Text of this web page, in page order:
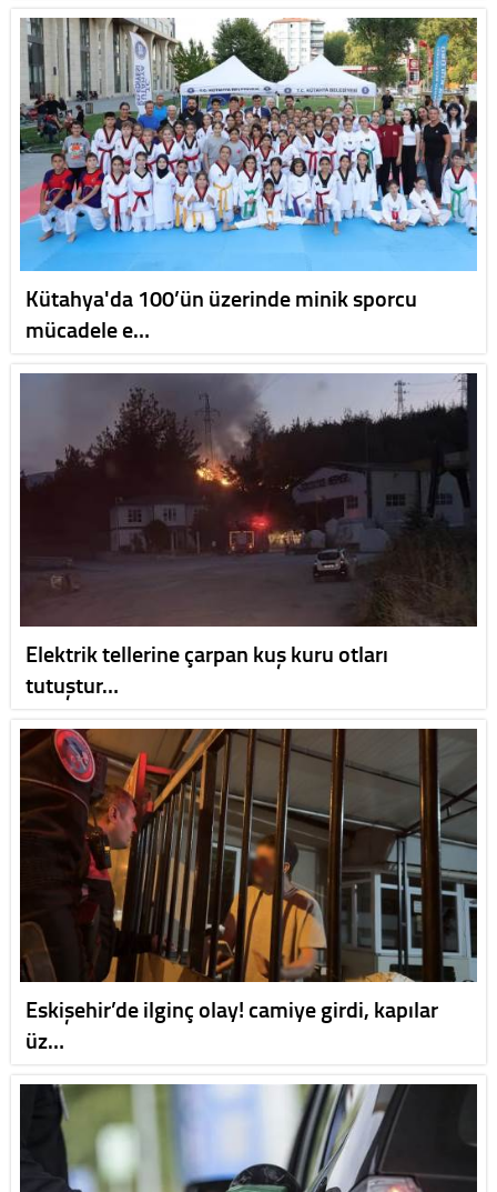
Kütahya'da 100’ün üzerinde minik sporcu
mücadele e…
Elektrik tellerine çarpan kuş kuru otları
tutuştur…
Eskişehir’de ilginç olay! camiye girdi, kapılar
üz…